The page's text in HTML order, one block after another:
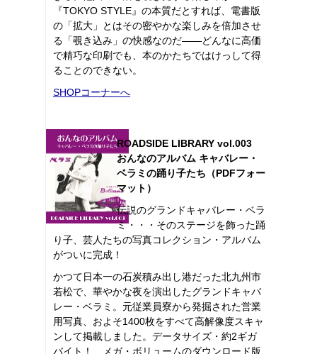
『TOKYO STYLE』の本質だとすれば、電書版
の「拡大」とはその密やかな楽しみを倍加させ
る「覗き込み」の快感なのだ――どんなに高価
で精巧な印刷でも、本のかたちではけっして得
ることのできない。
SHOPコーナーへ
ROADSIDE LIBRARY vol.003
おんなのアルバム キャバレー・
ベラミの踊り子たち（PDFフォー
マット）
伝説のグランドキャバレー・ベラ
ミ・・・そのステージを飾った踊
り子、芸人たちの写真コレクション・アルバム
がついに完成！
かつて日本一の石炭積み出し港だった北九州市
若松で、華やかな夜を演出したグランドキャバ
レー・ベラミ。元従業員寮から発掘された営業
用写真、およそ1400枚をすべて高解像度スキャ
ンして掲載しました。データサイズ・約2ギガ
バイト！ メガ・ボリュームのダウンロード版